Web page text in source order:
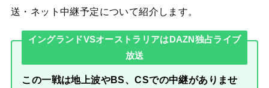
送・ネット中継予定について紹介します。
イングランドVSオーストラリアはDAZN独占ライブ
放送
この一戦は地上波やBS、CSでの中継がありませ